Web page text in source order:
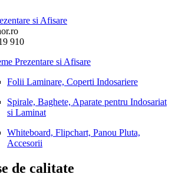
si Afisare
910
Prezentare si Afisare
Folii Laminare, Coperti Indosariere
Spirale, Baghete, Aparate pentru Indosariat
si Laminat
Whiteboard, Flipchart, Panou Pluta,
Accesorii
de calitate